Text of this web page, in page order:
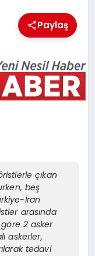
Paylaş
çıkan
beş
İran
arasında
2 asker
askerler,
tedavi